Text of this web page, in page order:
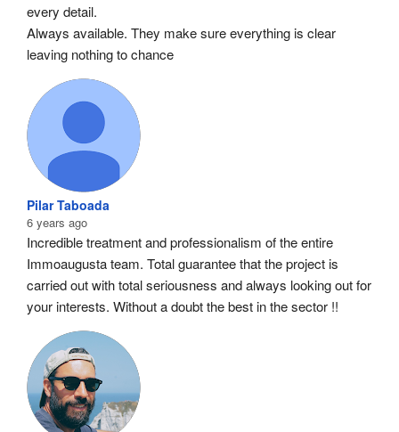
every detail.
Always available. They make sure everything is clear
leaving nothing to chance
Pilar Taboada
6 years ago
Incredible treatment and professionalism of the entire
Immoaugusta team. Total guarantee that the project is
carried out with total seriousness and always looking out for
your interests. Without a doubt the best in the sector !!